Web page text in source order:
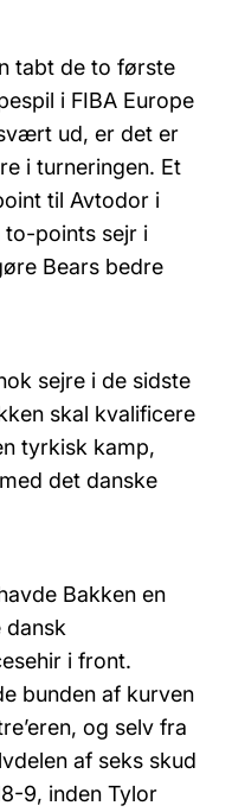
tabt de to første
i FIBA Europe
ud, er det er
i turneringen. Et
til Avtodor i
to-points sejr i
Bears bedre
sejre i de sidste
skal kvalificere
tyrkisk kamp,
det danske
Bakken en
dansk
i front.
bunden af kurven
og selv fra
af seks skud
9, inden Tylor